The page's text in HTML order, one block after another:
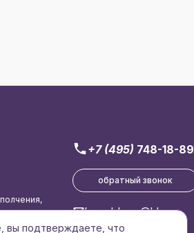
+7 (495) 748-18-89
обратный звонок
brend-logo@bk.ru
вы подтверждаете, что